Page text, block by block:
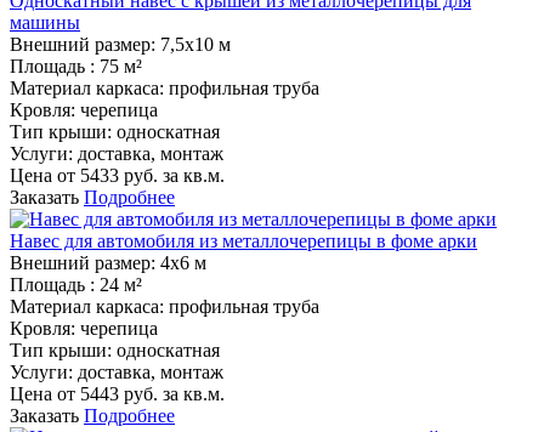
машины
Внешний размер: 7,5х10 м
Площадь : 75 м²
Материал каркаса: профильная труба
Кровля: черепица
Тип крыши: односкатная
Услуги: доставка, монтаж
Цена от 5433 руб. за кв.м.
Заказать Подробнее
Навес для автомобиля из металлочерепицы в фоме арки
Внешний размер: 4х6 м
Площадь : 24 м²
Материал каркаса: профильная труба
Кровля: черепица
Тип крыши: односкатная
Услуги: доставка, монтаж
Цена от 5443 руб. за кв.м.
Заказать Подробнее